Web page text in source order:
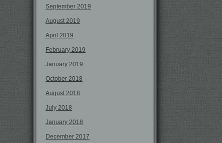
September 2019
August 2019
April 2019
February 2019
January 2019
October 2018
August 2018
July 2018
January 2018
December 2017